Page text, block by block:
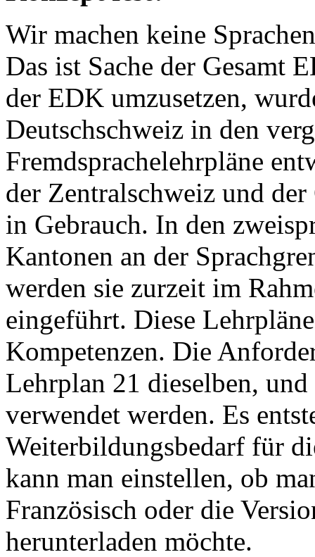
Wir machen keine
Das ist Sache der Gesamt
der EDK umzusetzen,
Deutschschweiz in den
Fremdsprachelehrpläne
der Zentralschweiz und
in Gebrauch. In den
Kantonen an der
werden sie zurzeit im
eingeführt. Diese
Kompetenzen. Die
Lehrplan 21 dieselben,
verwendet werden. Es
Weiterbildungsbedarf für
kann man einstellen, ob
Französisch oder die
herunterladen möchte.